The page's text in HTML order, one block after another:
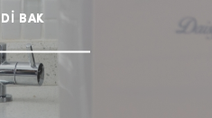
BAK